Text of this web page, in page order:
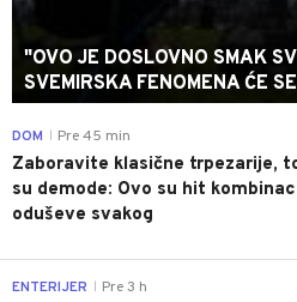
"OVO JE DOSLOVNO SMAK
SVEMIRSKA FENOMENA ĆE
DOM Pre 45 min
Zaboravite klasične trpezarije,
su demode: Ovo su hit
oduševe svakog
ENTERIJER Pre 3 h